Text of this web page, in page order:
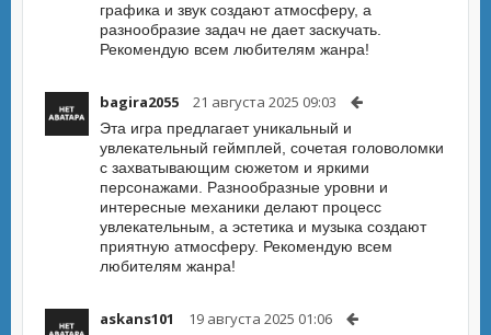
графика и звук создают атмосферу, а
разнообразие задач не дает заскучать.
Рекомендую всем любителям жанра!
bagira2055 21 августа 2025 09:03
Эта игра предлагает уникальный и
увлекательный геймплей, сочетая головоломки
с захватывающим сюжетом и яркими
персонажами. Разнообразные уровни и
интересные механики делают процесс
увлекательным, а эстетика и музыка создают
приятную атмосферу. Рекомендую всем
любителям жанра!
askans101 19 августа 2025 01:06